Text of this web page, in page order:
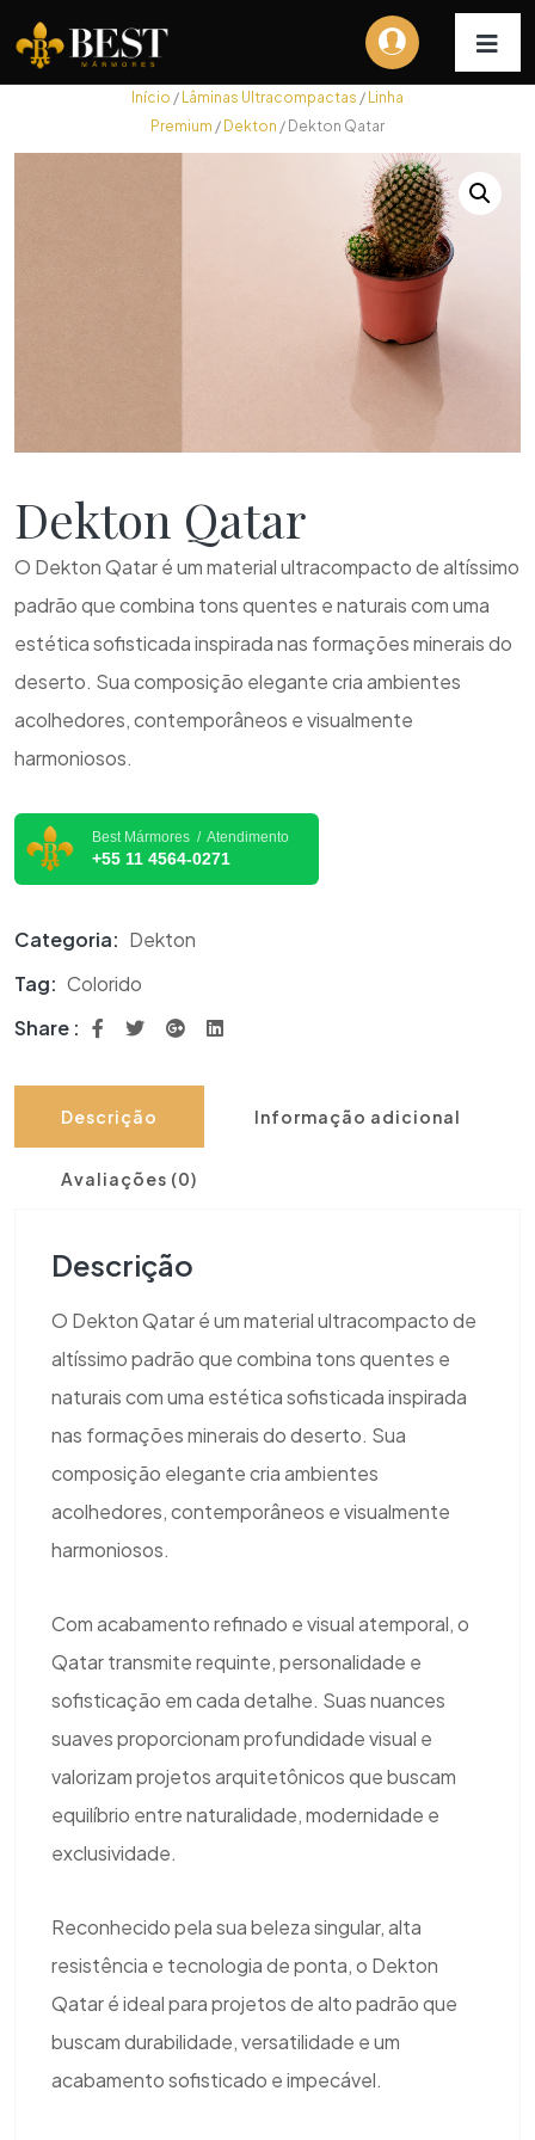
Início / Lâminas Ultracompactas / Linha
Premium / Dekton / Dekton Qatar
Dekton Qatar
O Dekton Qatar é um material ultracompacto de altíssimo
padrão que combina tons quentes e naturais com uma
estética sofisticada inspirada nas formações minerais do
deserto. Sua composição elegante cria ambientes
acolhedores, contemporâneos e visualmente
harmoniosos.
Best Mármores / Atendimento
+55 11 4564-0271
Categoria: Dekton
Tag: Colorido
Share :
Descrição Informação adicional
Avaliações (0)
Descrição
O Dekton Qatar é um material ultracompacto de
altíssimo padrão que combina tons quentes e
naturais com uma estética sofisticada inspirada
nas formações minerais do deserto. Sua
composição elegante cria ambientes
acolhedores, contemporâneos e visualmente
harmoniosos.
Com acabamento refinado e visual atemporal, o
Qatar transmite requinte, personalidade e
sofisticação em cada detalhe. Suas nuances
suaves proporcionam profundidade visual e
valorizam projetos arquitetônicos que buscam
equilíbrio entre naturalidade, modernidade e
exclusividade.
Reconhecido pela sua beleza singular, alta
resistência e tecnologia de ponta, o Dekton
Qatar é ideal para projetos de alto padrão que
buscam durabilidade, versatilidade e um
acabamento sofisticado e impecável.